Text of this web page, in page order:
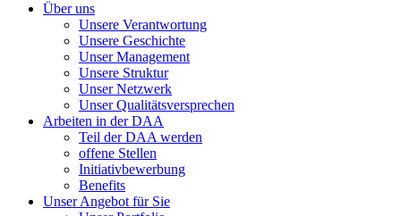
Über uns
Unsere Verantwortung
Unsere Geschichte
Unser Management
Unsere Struktur
Unser Netzwerk
Unser Qualitätsversprechen
Arbeiten in der DAA
Teil der DAA werden
offene Stellen
Initiativbewerbung
Benefits
Unser Angebot für Sie